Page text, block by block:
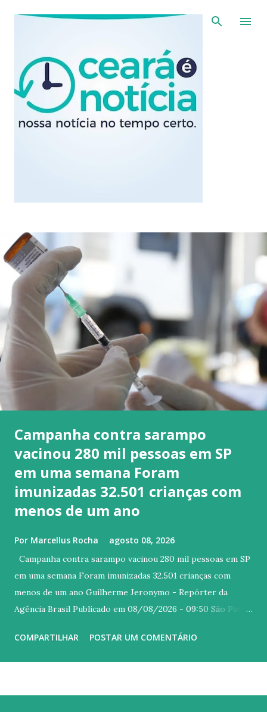
Pular para o conteúdo principal
Campanha contra sarampo
vacinou 280 mil pessoas em SP
em uma semana Foram
imunizadas 32.501 crianças com
menos de um ano
Por Marcellus Rocha agosto 08, 2026
Campanha contra sarampo vacinou 280 mil pessoas em SP
em uma semana Foram imunizadas 32.501 crianças com
menos de um ano Guilherme Jeronymo - Repórter da
Agência Brasil Publicado em 08/08/2026 - 09:50 São Paulo
Dose zero, para crianças com menos de um ano, foi aplicada
COMPARTILHAR POSTAR UM COMENTÁRIO